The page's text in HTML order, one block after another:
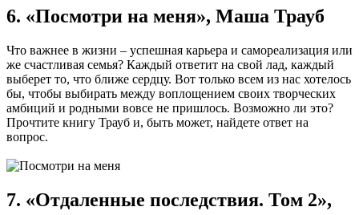
6. «Посмотри на меня», Маша Трауб
Что важнее в жизни – успешная карьера и самореализация или
же счастливая семья? Каждый ответит на свой лад, каждый
выберет то, что ближе сердцу. Вот только всем из нас хотелось
бы, чтобы выбирать между воплощением своих творческих
амбиций и родными вовсе не пришлось. Возможно ли это?
Прочтите книгу Трауб и, быть может, найдете ответ на
вопрос.
7. «Отдаленные последствия. Том 2»,